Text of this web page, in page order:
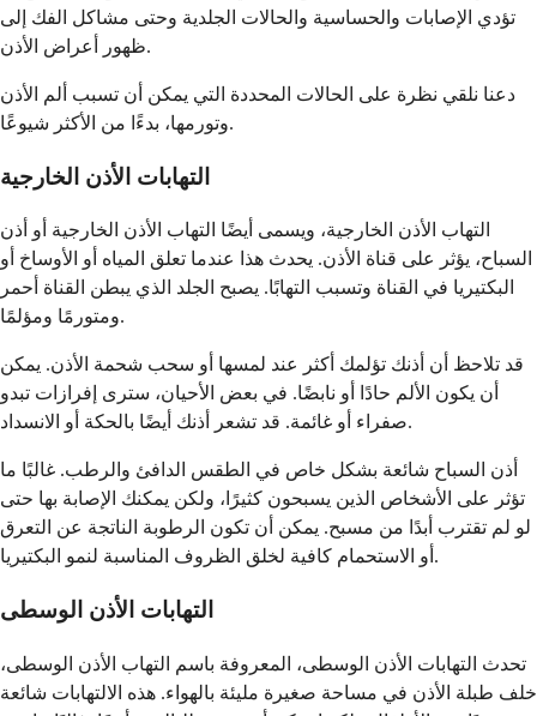
تؤدي الإصابات والحساسية والحالات الجلدية وحتى مشاكل الفك إلى
ظهور أعراض الأذن.
دعنا نلقي نظرة على الحالات المحددة التي يمكن أن تسبب ألم الأذن
وتورمها، بدءًا من الأكثر شيوعًا.
التهابات الأذن الخارجية
التهاب الأذن الخارجية، ويسمى أيضًا التهاب الأذن الخارجية أو أذن
السباح، يؤثر على قناة الأذن. يحدث هذا عندما تعلق المياه أو الأوساخ أو
البكتيريا في القناة وتسبب التهابًا. يصبح الجلد الذي يبطن القناة أحمر
ومتورمًا ومؤلمًا.
قد تلاحظ أن أذنك تؤلمك أكثر عند لمسها أو سحب شحمة الأذن. يمكن
أن يكون الألم حادًا أو نابضًا. في بعض الأحيان، سترى إفرازات تبدو
صفراء أو غائمة. قد تشعر أذنك أيضًا بالحكة أو الانسداد.
أذن السباح شائعة بشكل خاص في الطقس الدافئ والرطب. غالبًا ما
تؤثر على الأشخاص الذين يسبحون كثيرًا، ولكن يمكنك الإصابة بها حتى
لو لم تقترب أبدًا من مسبح. يمكن أن تكون الرطوبة الناتجة عن التعرق
أو الاستحمام كافية لخلق الظروف المناسبة لنمو البكتيريا.
التهابات الأذن الوسطى
تحدث التهابات الأذن الوسطى، المعروفة باسم التهاب الأذن الوسطى،
خلف طبلة الأذن في مساحة صغيرة مليئة بالهواء. هذه الالتهابات شائعة